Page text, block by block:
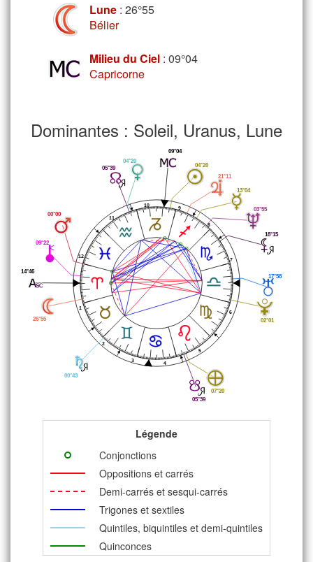
Lune : 26°55
Bélier
Milieu du Ciel : 09°04
Capricorne
Dominantes : Soleil, Uranus, Lune
1
2
3
4
5
6
7
8
9
10
11
12
14°46
26°55
00°43
05°39
07°20
02°01
17°58
18°15
03°55
13°04
21°11
04°20
09°04
04°20
05°39
00°00
09°22
Légende
Conjonctions
Oppositions et carrés
Demi-carrés et sesqui-carrés
Trigones et sextiles
Quintiles, biquintiles et demi-quintiles
Quinconces